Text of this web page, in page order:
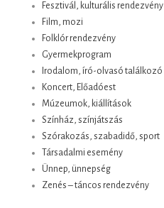
Fesztivál, kulturális rendezvény
Film, mozi
Folklór rendezvény
Gyermekprogram
Irodalom, író-olvasó találkozó
Koncert, Előadóest
Múzeumok, kiállítások
Színház, színjátszás
Szórakozás, szabadidő, sport
Társadalmi esemény
Ünnep, ünnepség
Zenés – táncos rendezvény